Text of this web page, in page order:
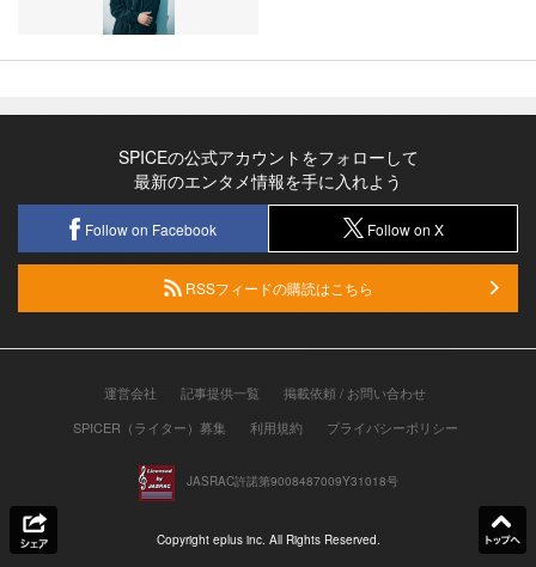
SPICEの公式アカウントをフォローして
最新のエンタメ情報を手に入れよう
Follow on Facebook Follow on X
RSSフィードの購読はこちら
運営会社 記事提供一覧
掲載依頼 / お問い合わせ
SPICER（ライター）募集
利用規約 プライバシーポリシー
JASRAC許諾第9008487009Y31018号
Copyright eplus inc. All Rights Reserved.